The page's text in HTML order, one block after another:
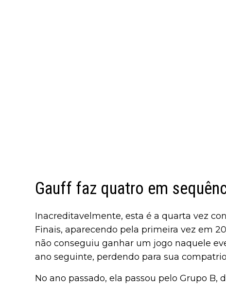
Gauff faz quatro em
Inacreditavelmente, esta é a quarta vez
Finais, aparecendo pela primeira vez em
não conseguiu ganhar um jogo naquele
ano seguinte, perdendo para sua
No ano passado, ela passou pelo Grupo